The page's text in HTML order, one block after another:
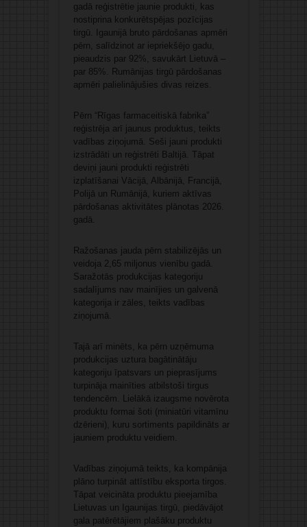
gadā reģistrētie jaunie produkti, kas
nostiprina konkurētspējas pozīcijas
tirgū. Igaunijā bruto pārdošanas apmēri
pērn, salīdzinot ar iepriekšējo gadu,
pieaudzis par 92%, savukārt Lietuvā –
par 85%. Rumānijas tirgū pārdošanas
apmēri palielinājušies divas reizes.
Pērn “Rīgas farmaceitiskā fabrika”
reģistrēja arī jaunus produktus, teikts
vadības ziņojumā. Seši jauni produkti
izstrādāti un reģistrēti Baltijā. Tāpat
deviņi jauni produkti reģistrēti
izplatīšanai Vācijā, Albānijā, Francijā,
Polijā un Rumānijā, kuriem aktīvas
pārdošanas aktivitātes plānotas 2026.
gadā.
Ražošanas jauda pērn stabilizējās un
veidoja 2,65 miljonus vienību gadā.
Saražotās produkcijas kategoriju
sadalījums nav mainījies un galvenā
kategorija ir zāles, teikts vadības
ziņojumā.
Tajā arī minēts, ka pērn uzņēmuma
produkcijas uztura bagātinātāju
kategoriju īpatsvars un pieprasījums
turpināja mainīties atbilstoši tirgus
tendencēm. Lielākā izaugsme novērota
produktu formai šoti (miniatūri vitamīnu
dzērieni), kuru sortiments papildināts ar
jauniem produktu veidiem.
Vadības ziņojumā teikts, ka kompānija
plāno turpināt attīstību eksporta tirgos.
Tāpat veicināta produktu pieejamība
Lietuvas un Igaunijas tirgū, piedāvājot
gala patērētājiem plašāku produktu